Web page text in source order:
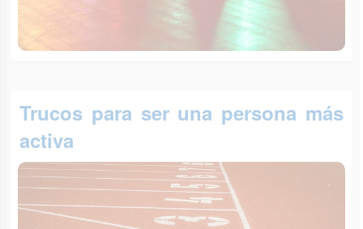
Trucos para ser una persona más
activa